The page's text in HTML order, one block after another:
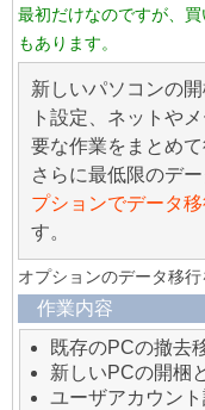
最初だけなのですが、
もあります。
新しいパソコンの
ト設定、ネットや
要な作業をまとめて
さらに最低限のデ
プションでデータ
す。
オプションのデータ移
作業内容
既存のPCの撤去
新しいPCの開梱
ユーザアカウン